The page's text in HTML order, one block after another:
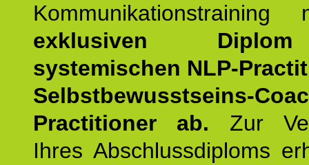
exklusiven
systemischen NLP-
Selbstbewusstseins-
Practitioner ab. Zur
Ihres Abschlussdiploms